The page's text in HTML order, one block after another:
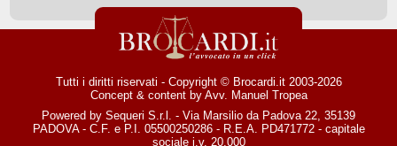
Tutti i diritti riservati - Copyright © Brocardi.it 2003-2026
Concept & content by Avv. Manuel Tropea
Powered by Sequeri S.r.l. - Via Marsilio da Padova 22, 35139
PADOVA - C.F. e P.I. 05500250286 - R.E.A. PD471772 - capitale
sociale i.v. 20.000